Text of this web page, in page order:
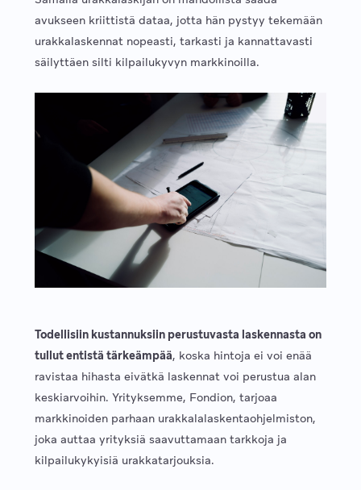
avukseen kriittistä dataa, jotta hän pystyy tekemään
urakkalaskennat nopeasti, tarkasti ja kannattavasti
säilyttäen silti kilpailukyvyn markkinoilla.
Todellisiin kustannuksiin perustuvasta laskennasta on
tullut entistä tärkeämpää, koska hintoja ei voi enää
ravistaa hihasta eivätkä laskennat voi perustua alan
keskiarvoihin. Yrityksemme, Fondion, tarjoaa
markkinoiden parhaan urakkalalaskentaohjelmiston,
joka auttaa yrityksiä saavuttamaan tarkkoja ja
kilpailukykyisiä urakkatarjouksia.